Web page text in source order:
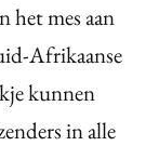
het mes aan
Afrikaanse
kunnen
in alle